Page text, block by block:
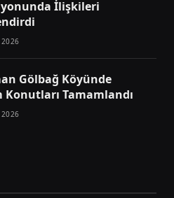
İlişkileri
2026
Gölbağ Köyünde
Konutları Tamamlandı
2026